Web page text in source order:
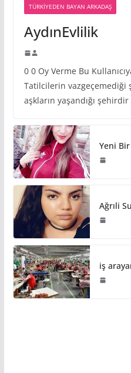
TÜRKIYEDEN BAYAN ARKADAŞ
AydınEvlilik
0 0 Oy Verme Bu
Tatilcilerin vazgeçemediği
aşkların yaşandığı
Yeni Bir
Ağrıli
iş